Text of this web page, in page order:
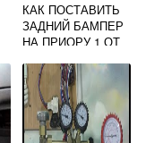
КАК ПОСТАВИТЬ
ЗАДНИЙ БАМПЕР
НА ПРИОРУ 1 ОТ